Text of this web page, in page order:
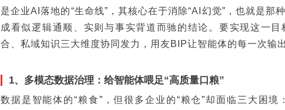
是企业AI落地的“生命线”，其核心在于消除“AI幻觉”，也就是那
成看似逻辑通顺、实则与事实背道而驰的结论。要实现这一目
合、私域知识三大维度协同发力，用友BIP让智能体的每一次输
1、多模态数据治理：给智能体喂足“高质量口粮”
数据是智能体的“粮食”，但很多企业的“粮仓”却面临三大困境